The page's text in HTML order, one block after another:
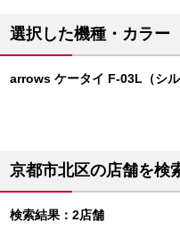
選択した機種・カラー
arrows ケータイ F-03L（シル
京都市北区の店舗を検
検索結果：2店舗